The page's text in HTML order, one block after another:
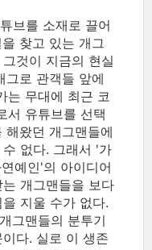
브를 소재로 끌어
찾고 있는 개그
것이 지금의 현실
그로 관객들 앞에
는 무대에 최근 코
서 유튜브를 선택
왔던 개그맨들에
없다. 그래서 '가
예인'의 아이디어
개그맨들을 보다
지울 수가 없다.
그맨들의 분투기
다. 실로 이 생존